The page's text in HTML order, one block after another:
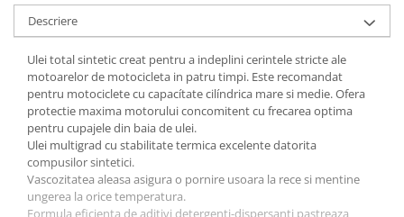
Saboti frana
Senzori uzura placute
Tamburi frana
Cablu frana de mana
Suport etrier
Electrice
Bujii incandescente
Distributie
Kit distributie
Descriere
Ulei total sintetic creat pentru a indeplini cerintele stricte ale
motoarelor de motocicleta in patru timpi. Este recomandat
pentru motociclete cu capacítate cilíndrica mare si medie. Ofera
protectie maxima motorului concomitent cu frecarea optima
pentru cupajele din baia de ulei.
Ulei multigrad cu stabilitate termica excelente datorita
compusilor sintetici.
Vascozitatea aleasa asigura o pornire usoara la rece si mentine
ungerea la orice temperatura.
Formula eficienta de aditivi detergenti-dispersanti pastreaza